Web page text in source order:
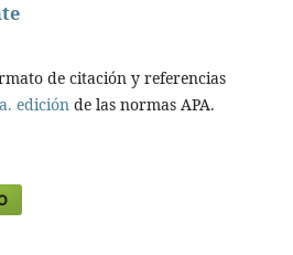
de citación y referencias
edición de las normas APA.